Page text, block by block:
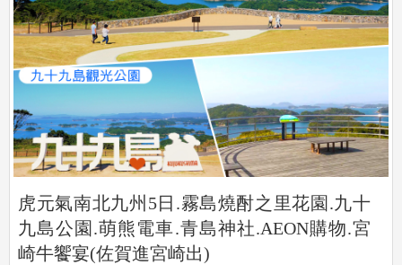
虎元氣南北九州5日.霧島燒酎之里花園.九十
九島公園.萌熊電車.青島神社.AEON購物.宮
崎牛饗宴(佐賀進宮崎出)